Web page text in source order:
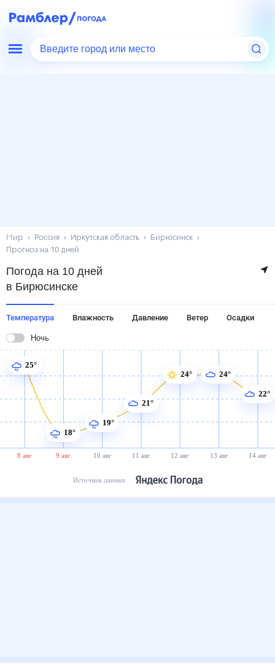
Введите город или место
Мир Россия Иркутская область
Бирюсинск
Прогноз на 10 дней
Погода на 10 дней
в Бирюсинске
Температура Влажность Давление Ветер Осадки
Ночь
8 авг 9 авг 10 авг 11 авг 12 авг 13 авг 14 авг
25°
18°
19°
21°
24°
24°
22°
Источник данных